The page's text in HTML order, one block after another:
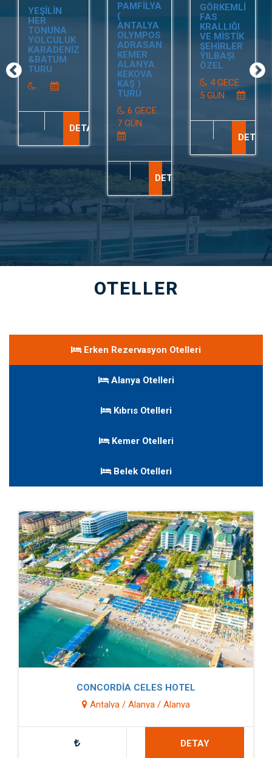
YEŞİLİN
HER
TONUNA
YOLCULUK
KARADENİZ
&BATUM
TURU
DETAY
PAMFİLYA
(
ANTALYA
OLYMPOS
ADRASAN
KEMER
ALANYA
KEKOVA
KAŞ )
TURU
6 GECE
7 GÜN
DETAY
GÖRKEMLİ
FAS
KRALLIĞI
VE MİSTİK
ŞEHİRLER
YILBAŞI
ÖZEL
4 GECE
5 GÜN
DETAY
OTELLER
Erken Rezervasyon Otelleri
Alanya Otelleri
Kıbrıs Otelleri
Kemer Otelleri
Belek Otelleri
CONCORDİA CELES HOTEL
Antalya / Alanya / Alanya
DETAY